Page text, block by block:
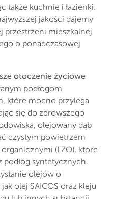
także kuchnie i łazienki.
jakości dajemy
przestrzeni mieszkalnej
o ponadczasowej
otoczenie życiowe
podłogom
które mocno przylega
się do zdrowszego
olejowany dąb
czystym powietrzem
(LZO), które
syntetycznych.
olejów o
olej SAICOS oraz kleju